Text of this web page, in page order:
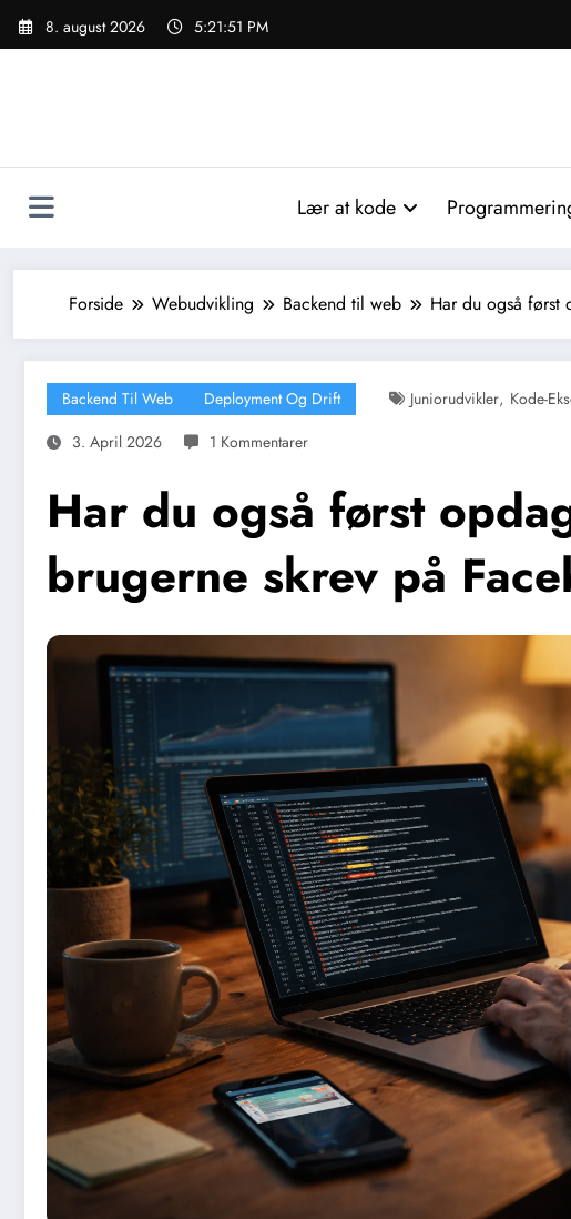
Videre
8. august 2026 5:21:53 PM
Lær at kode
Forside Webudvikling Backend til web Har du også først
Backend Til Web Deployment Og Drift Juniorudvikler, Kode-
3. April 2026
1 Kommentarer
Har du også først
brugerne skrev på